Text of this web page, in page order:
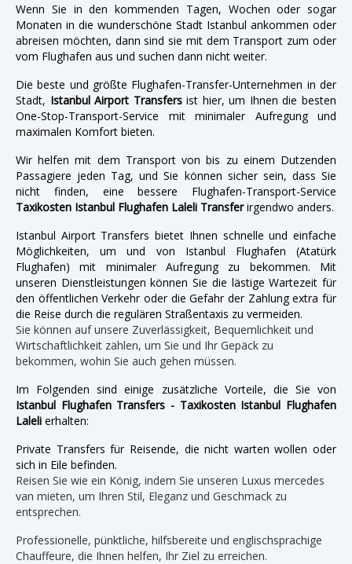
Wenn Sie in den kommenden Tagen, Wochen oder sogar
Monaten in die wunderschöne Stadt Istanbul ankommen oder
abreisen möchten, dann sind sie mit dem Transport zum oder
vom Flughafen aus und suchen dann nicht weiter.
Die beste und größte Flughafen-Transfer-Unternehmen in der
Stadt, Istanbul Airport Transfersist hier, um Ihnen die besten
One-Stop-Transport-Service mit minimaler Aufregung und
maximalen Komfort bieten.
Wir helfen mit dem Transport von bis zu einem Dutzenden
Passagiere jeden Tag, und Sie können sicher sein, dass Sie
nicht finden, eine bessere Flughafen-Transport-Service
Taxikosten Istanbul Flughafen Laleli Transferirgendwo anders.
Istanbul Airport Transfers bietet Ihnen schnelle und einfache
Möglichkeiten, um und von Istanbul Flughafen (Atatürk
Flughafen) mit minimaler Aufregung zu bekommen. Mit
unseren Dienstleistungen können Sie die lästige Wartezeit für
den öffentlichen Verkehr oder die Gefahr der Zahlung extra für
die Reise durch die regulären Straßentaxis zu vermeiden.
Sie können auf unsere Zuverlässigkeit, Bequemlichkeit und
Wirtschaftlichkeit zählen, um Sie und Ihr Gepäck zu
bekommen, wohin Sie auch gehen müssen.
Im Folgenden sind einige zusätzliche Vorteile, die Sie von
Istanbul Flughafen Transfers - Taxikosten Istanbul Flughafen
Laleli erhalten:
Private Transfers für Reisende, die nicht warten wollen oder
sich in Eile befinden.
Reisen Sie wie ein König, indem Sie unseren Luxus mercedes
van mieten, um Ihren Stil, Eleganz und Geschmack zu
entsprechen.
Professionelle, pünktliche, hilfsbereite und englischsprachige
Chauffeure, die Ihnen helfen, Ihr Ziel zu erreichen.